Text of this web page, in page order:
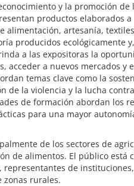
y la promoción de
productos elaborados a
alimentación, artesanía,
producidos ecológicamente
a las expositoras la
acceder a nuevos mercados y
temas clave como la
de la violencia y la lucha
de formación abordan los
para una mayor
de los sectores de
de alimentos. El público está
de instituciones,
zonas rurales.